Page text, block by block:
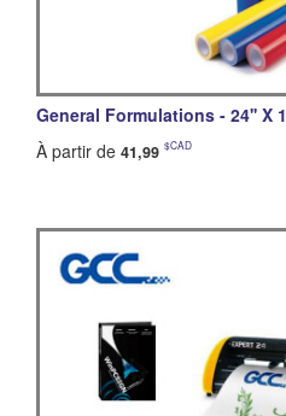
General Formulations - 24'' X
À partir de 41,99 $CAD